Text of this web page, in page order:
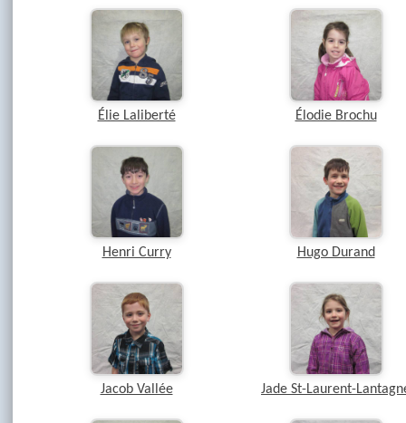
Élie Laliberté Élodie Brochu
Henri Curry Hugo Durand
Jacob Vallée Jade St-Laurent-